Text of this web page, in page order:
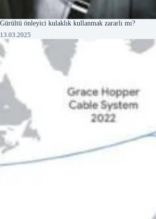
Gürültü önleyici kulaklık kullanmak zararlı mı?
13.03.2025